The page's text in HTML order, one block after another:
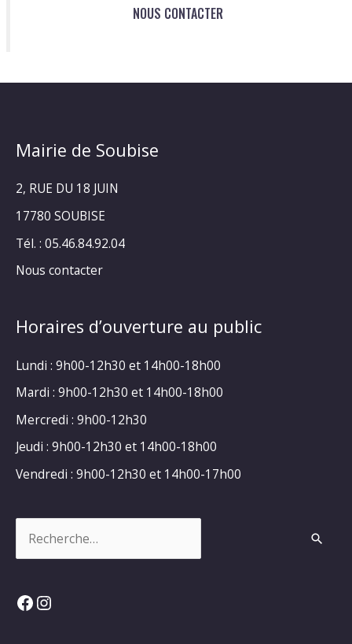
NOUS CONTACTER
Mairie de Soubise
2, RUE DU 18 JUIN
17780 SOUBISE
Tél. : 05.46.84.92.04
Nous contacter
Horaires d’ouverture au public
Lundi : 9h00-12h30 et 14h00-18h00
Mardi : 9h00-12h30 et 14h00-18h00
Mercredi : 9h00-12h30
Jeudi : 9h00-12h30 et 14h00-18h00
Vendredi : 9h00-12h30 et 14h00-17h00
Facebook
Instagram